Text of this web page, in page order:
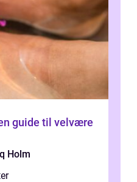
guide til velvære
Holm